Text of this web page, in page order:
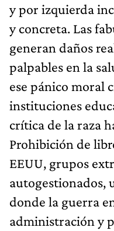
y por izquierda
y concreta. Las
generan daños
palpables en la
ese pánico moral
instituciones
crítica de la raza
Prohibición de
EEUU, grupos
autogestionados,
donde la guerra
administración y